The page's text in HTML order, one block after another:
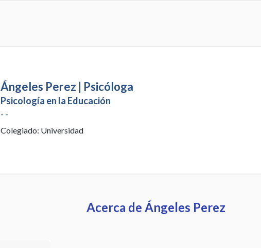
Ángeles Perez | Psicóloga
Psicología en la Educación
- -
Colegiado: Universidad
Acerca de Ángeles Perez